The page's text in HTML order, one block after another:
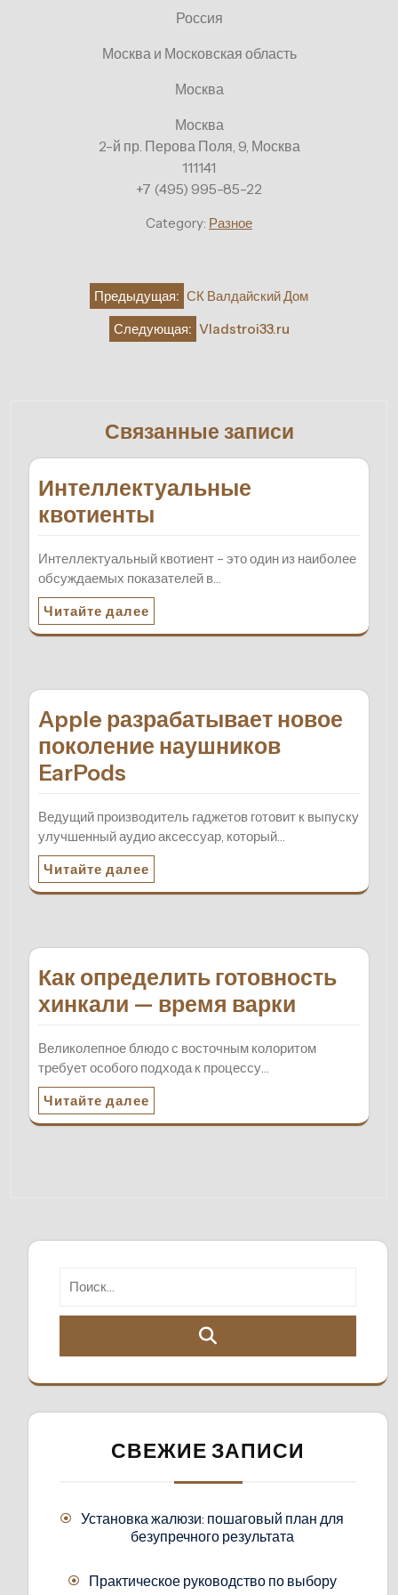
Россия
Москва и Московская область
Москва
Москва
2-й пр. Перова Поля, 9, Москва
111141
+7 (495) 995-85-22
Category: Разное
НавигацияПредыдущая: СК Валдайский Дом
Следующая: Vladstroi33.ru
Связанные записи
Интеллектуальные
квотиенты
Интеллектуальный квотиент – это один из наиболее
обсуждаемых показателей в…
Читайте далее
Apple разрабатывает новое
поколение наушников
EarPods
Ведущий производитель гаджетов готовит к выпуску
улучшенный аудио аксессуар, который…
Читайте далее
Как определить готовность
хинкали — время варки
Великолепное блюдо с восточным колоритом
требует особого подхода к процессу…
Читайте далее
СВЕЖИЕ ЗАПИСИ
Установка жалюзи: пошаговый план для
безупречного результата
Практическое руководство по выбору